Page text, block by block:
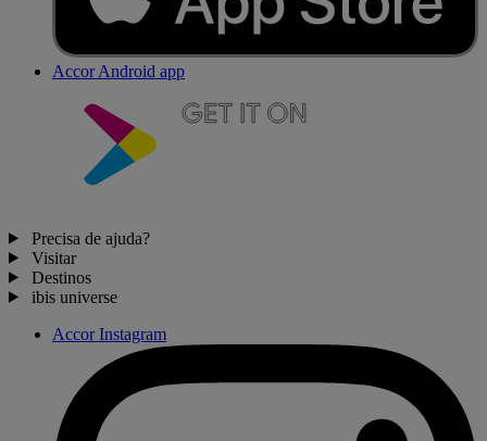
Accor Android app
Precisa de ajuda?
Visitar
Destinos
ibis universe
Accor Instagram